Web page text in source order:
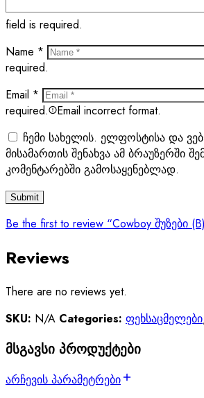
field is required.
Name *
required.
Email *
required.
Email incorrect format.
ჩემი სახელის. ელფოსტისა და
მისამართის შენახვა ამ ბრაუზერში
კომენტარებში გამოსაყენებლად.
Be the first to review “Cowboy შუზები
Reviews
There are no reviews yet.
SKU: N/A Categories: ფეხსაცმელები
მსგავსი პროდუქტები
არჩევის პარამეტრები